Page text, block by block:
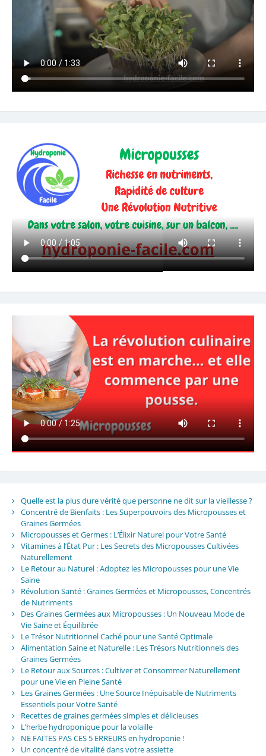
Quelle est la plus dure vérité que personne ne dit sur la vieillesse ?
Concentré de Bienfaits : Les Superpouvoirs des Micropousses et
Graines Germées
Micropousses et Germes : L’Élixir Naturel pour Votre Santé
Vitamines à l’État Pur : Les Secrets des Micropousses Cultivées
Naturellement
Le Retour au Naturel : Adoptez les Micropousses pour une Vie
Saine
Révolution Santé : Graines Germées et Micropousses, Concentrés
de Nutriments
Des Graines Germées aux Micropousses : Un Nouveau Mode de
Vie Saine et Équilibrée
Le Trésor Nutritionnel Caché pour une Santé Optimale
Alimentation Saine et Naturelle : Les Trésors Nutritionnels des
Graines Germées
Le Retour aux Sources : Cultiver et Consommer Naturellement
pour une Vie en Pleine Santé
Les Graines Germées : Une Source Inépuisable de Nutriments
Essentiels pour Votre Santé
Recettes de graines germées simples et délicieuses
L’herbe hydroponique pour la volaille
NE FAITES PAS CES 5 ERREURS en hydroponie !
Un concentré de vitalité dans votre assiette